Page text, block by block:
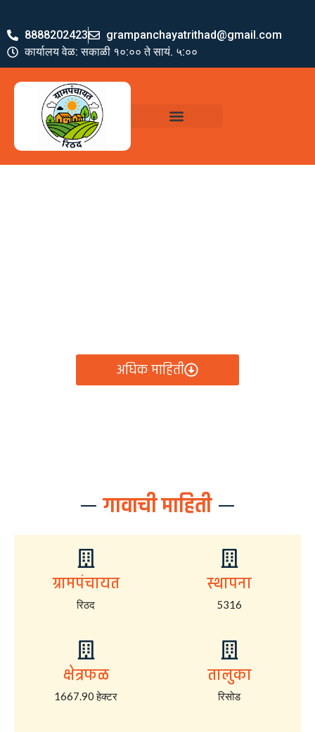
8888202423
grampanchayatrithad@gmail.com
कार्यालय वेळ: सकाळी १०:०० ते सायं. ५:००
अधिक माहिती
गावाची माहिती
ग्रामपंचायत
रिठद
स्थापना
5316
क्षेत्रफळ
1667.90 हेक्टर
तालुका
रिसोड